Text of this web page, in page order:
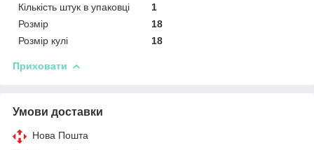
Кількість штук в упаковці
1
Розмір
18
Розмір кулі
18
Приховати
Умови доставки
Нова Пошта